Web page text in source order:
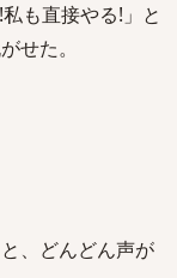
も直接やる!」と
せた。
、どんどん声が